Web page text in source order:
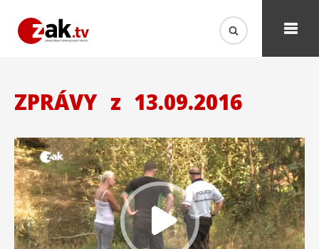
ZPRÁVY z 13.09.2016